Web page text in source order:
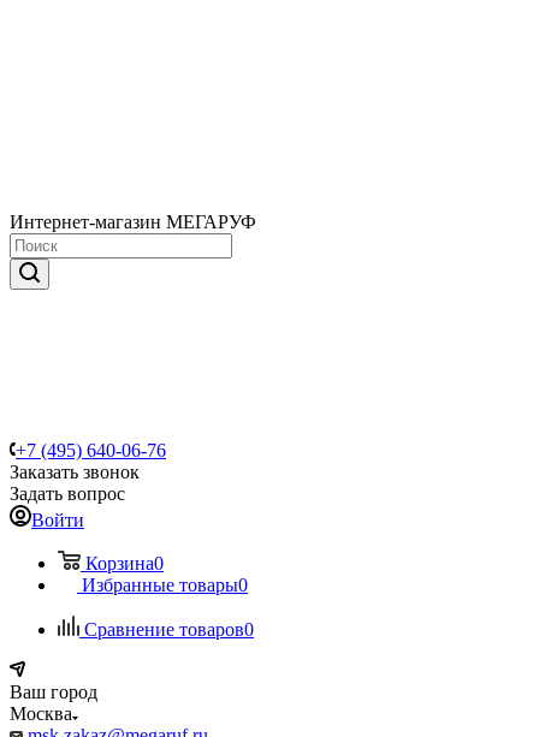
Интернет-магазин МЕГАРУФ
+7 (495) 640-06-76
Заказать звонок
Задать вопрос
Войти
Корзина0
Избранные товары0
Сравнение товаров0
Ваш город
Москва